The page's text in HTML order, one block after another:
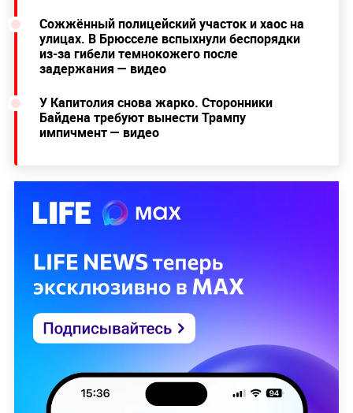
Сожжённый полицейский участок и хаос на
улицах. В Брюсселе вспыхнули беспорядки
из-за гибели темнокожего после
задержания — видео
У Капитолия снова жарко. Сторонники
Байдена требуют вынести Трампу
импичмент — видео